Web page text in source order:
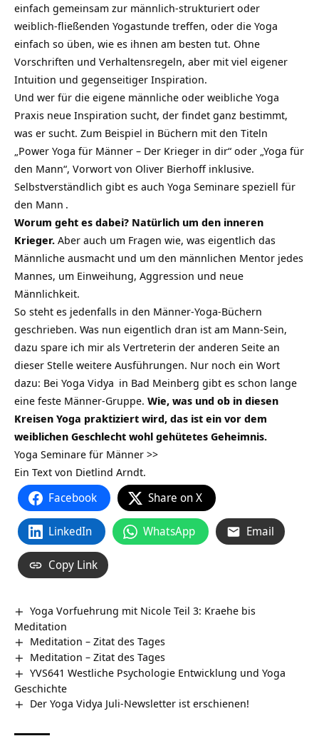
einfach gemeinsam zur männlich-strukturiert oder
weiblich-fließenden Yogastunde treffen, oder die Yoga
einfach so üben, wie es ihnen am besten tut. Ohne
Vorschriften und Verhaltensregeln, aber mit viel eigener
Intuition und gegenseitiger Inspiration.
Und wer für die eigene männliche oder weibliche Yoga
Praxis neue Inspiration sucht, der findet ganz bestimmt,
was er sucht. Zum Beispiel in Büchern mit den Titeln
„Power Yoga für Männer – Der Krieger in dir“ oder „Yoga für
den Mann“, Vorwort von Oliver Bierhoff inklusive.
Selbstverständlich gibt es auch Yoga Seminare speziell für
den Mann .
Worum geht es dabei? Natürlich um den inneren
Krieger. Aber auch um Fragen wie, was eigentlich das
Männliche ausmacht und um den männlichen Mentor jedes
Mannes, um Einweihung, Aggression und neue
Männlichkeit.
So steht es jedenfalls in den Männer-Yoga-Büchern
geschrieben. Was nun eigentlich dran ist am Mann-Sein,
dazu spare ich mir als Vertreterin der anderen Seite an
dieser Stelle weitere Ausführungen. Nur noch ein Wort
dazu: Bei Yoga Vidya in Bad Meinberg gibt es schon lange
eine feste Männer-Gruppe. Wie, was und ob in diesen
Kreisen Yoga praktiziert wird, das ist ein vor dem
weiblichen Geschlecht wohl gehütetes Geheimnis.
Yoga Seminare für Männer >>
Ein Text von Dietlind Arndt.
Facebook Share on X
LinkedIn WhatsApp Email
Copy Link
Yoga Vorfuehrung mit Nicole Teil 3: Kraehe bis
Meditation
Meditation – Zitat des Tages
Meditation – Zitat des Tages
YVS641 Westliche Psychologie Entwicklung und Yoga
Geschichte
Der Yoga Vidya Juli-Newsletter ist erschienen!